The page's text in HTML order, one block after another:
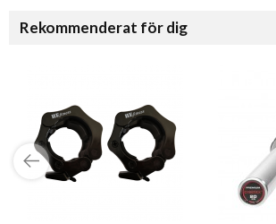
Rekommenderat för dig